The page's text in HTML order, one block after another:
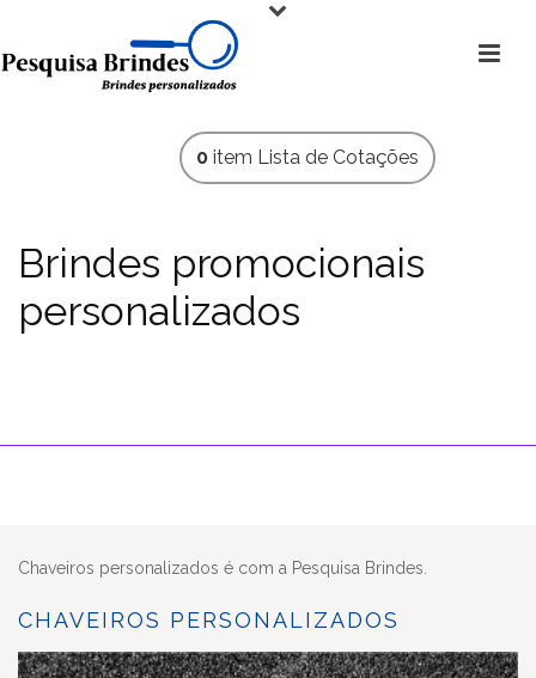
0item Lista de Cotações
Brindes promocionais
personalizados
Chaveiros personalizados é com a Pesquisa Brindes.
CHAVEIROS PERSONALIZADOS